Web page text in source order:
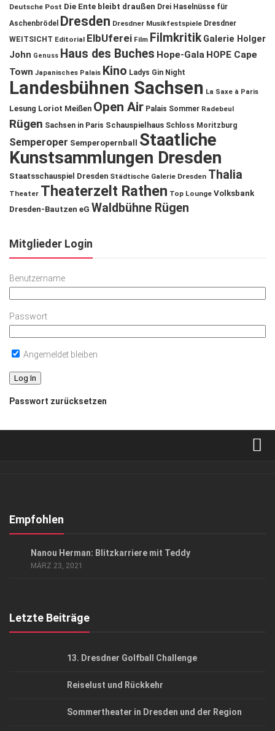
Deutsche Post Die Ente bleibt draußen Drei Haselnüsse für
Aschenbrödel
Dresden Dresdner Musikfestspiele Dresdner
WEITSICHT Editorial ElbUferei Film Filmkritik Galerie Holger
John Genuss Haus des Buches Hope-Gala HOPE Cape
Town Japanisches Palais Kino Ladys Gin Night
Landesbühnen Sachsen La Saxe à Paris
Lesung Loriot Meißen Open Air Palais Sommer Radebeul
Rügen Sachsen in Paris Schauspielhaus Schloss Moritzburg
Semperoper Semperopernball
Staatliche
Kunstsammlungen Dresden
Staatsschauspiel Dresden Städtische Galerie Dresden Thalia
Theater Theaterzelt Rathen Top Lounge Volksbank
Dresden-Bautzen eG Waldbühne Rügen
Mitglieder Login
Benutzername
Passwort
Angemeldet bleiben
Passwort zurücksetzen
Kontakt, Impressum
Empfohlen
Nanou Herman: Blitzkarriere mit Teddy
MÄRZ 23, 2021
Letzte Beiträge
13. Dresdner Golfball Challenge
Reiselust und Rückkehr
Sommertheater in Dresden und der Region